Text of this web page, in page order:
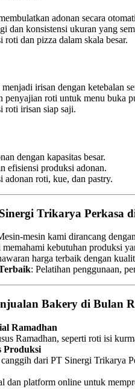
adonan secara
dan konsistensi ukuran yang
roti dan pizza dalam skala besar.
irisan dengan ketebalan
penyajian roti untuk menu buka
roti irisan siap saji.
dengan kapasitas besar.
efisiensi produksi adonan.
adonan roti, kue, dan pastry.
Trikarya Perkasa
mesin kami dirancang
kebutuhan produksi
harga terbaik dengan
: Pelatihan penggunaan,
Bakery di Bulan
Ramadhan
Ramadhan, seperti roti isi
Produksi
dari PT Sinergi Trikarya
dan platform online untuk